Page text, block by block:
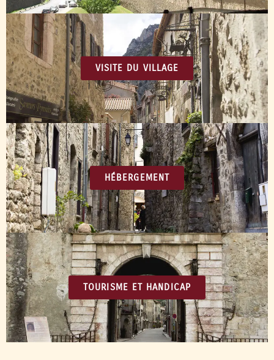
VISITE DU VILLAGE
HÉBERGEMENT
TOURISME ET HANDICAP